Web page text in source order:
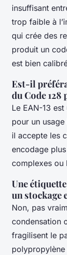
insuffisant
trop faible à
qui crée des
produit un
est bien
Est-il
du Code
Le EAN-13
pour un
il accepte les
encodage
complexes ou
Une
un stockage
Non, pas
condensation
fragilisent le
polypropylène